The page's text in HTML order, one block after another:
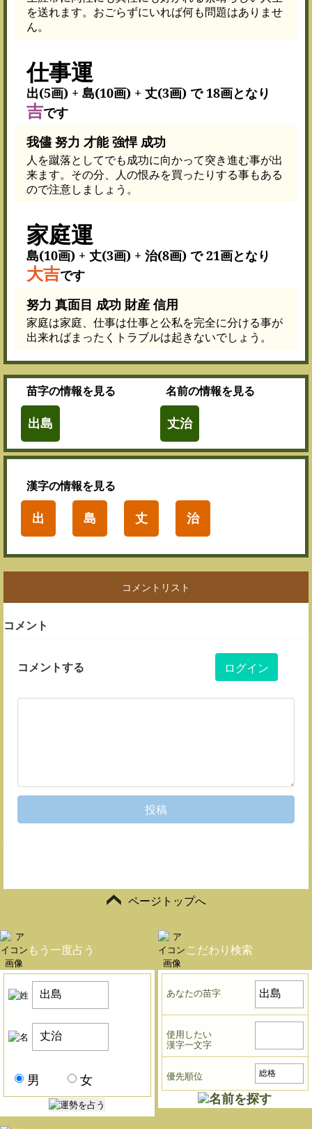
を送れます。おごらずにいれば何も問題はありませ
ん。
仕事運
出(5画) + 島(10画) + 丈(3画) で 18画となり
吉です
我儘 努力 才能 強悍 成功
人を蹴落としてでも成功に向かって突き進む事が出
来ます。その分、人の恨みを買ったりする事もある
ので注意しましょう。
家庭運
島(10画) + 丈(3画) + 治(8画) で 21画となり
大吉です
努力 真面目 成功 財産 信用
家庭は家庭、仕事は仕事と公私を完全に分ける事が
出来ればまったくトラブルは起きないでしょう。
苗字の情報を見る
出島
名前の情報を見る
丈治
漢字の情報を見る
出 島 丈 治
コメントリスト
コメント
コメントする ログイン
投稿
ページトップへ
もう一度占う
男 女
こだわり検索
あなたの苗字
使用したい
漢字一文字
優先順位